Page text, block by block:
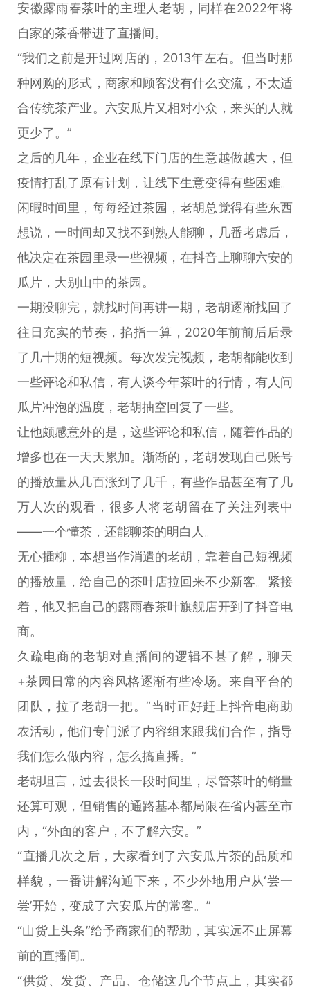
安徽露雨春茶叶的主理人老胡，同样在2022年将
自家的茶香带进了直播间。
“我们之前是开过网店的，2013年左右。但当时那
种网购的形式，商家和顾客没有什么交流，不太适
合传统茶产业。六安瓜片又相对小众，来买的人就
更少了。”
之后的几年，企业在线下门店的生意越做越大，但
疫情打乱了原有计划，让线下生意变得有些困难。
闲暇时间里，每每经过茶园，老胡总觉得有些东西
想说，一时间却又找不到熟人能聊，几番考虑后，
他决定在茶园里录一些视频，在抖音上聊聊六安的
瓜片，大别山中的茶园。
一期没聊完，就找时间再讲一期，老胡逐渐找回了
往日充实的节奏，掐指一算，2020年前前后后录
了几十期的短视频。每次发完视频，老胡都能收到
一些评论和私信，有人谈今年茶叶的行情，有人问
瓜片冲泡的温度，老胡抽空回复了一些。
让他颇感意外的是，这些评论和私信，随着作品的
增多也在一天天累加。渐渐的，老胡发现自己账号
的播放量从几百涨到了几千，有些作品甚至有了几
万人次的观看，很多人将老胡留在了关注列表中
——一个懂茶，还能聊茶的明白人。
无心插柳，本想当作消遣的老胡，靠着自己短视频
的播放量，给自己的茶叶店拉回来不少新客。紧接
着，他又把自己的露雨春茶叶旗舰店开到了抖音电
商。
久疏电商的老胡对直播间的逻辑不甚了解，聊天
+茶园日常的内容风格逐渐有些冷场。来自平台的
团队，拉了老胡一把。“当时正好赶上抖音电商助
农活动，他们专门派了内容组来跟我们合作，指导
我们怎么做内容，怎么搞直播。”
老胡坦言，过去很长一段时间里，尽管茶叶的销量
还算可观，但销售的通路基本都局限在省内甚至市
内，“外面的客户，不了解六安。”
“直播几次之后，大家看到了六安瓜片茶的品质和
样貌，一番讲解沟通下来，不少外地用户从‘尝一
尝’开始，变成了六安瓜片的常客。”
“山货上头条”给予商家们的帮助，其实远不止屏幕
前的直播间。
“供货、发货、产品、仓储这几个节点上，其实都